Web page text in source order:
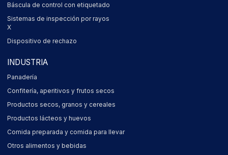
Báscula de control con etiquetado
Sistemas de inspección por rayos
X
Dispositivo de rechazo
INDUSTRIA
Panadería
Confitería, aperitivos y frutos secos
Productos secos, granos y cereales
Productos lácteos y huevos
Comida preparada y comida para llevar
Otros alimentos y bebidas